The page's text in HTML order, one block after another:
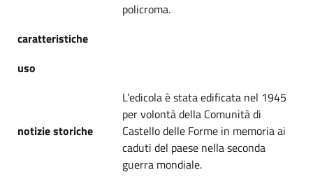
policroma.
caratteristiche
uso
notizie storiche
L’edicola è stata edificata nel 1945
per volontà della Comunità di
Castello delle Forme in memoria ai
caduti del paese nella seconda
guerra mondiale.